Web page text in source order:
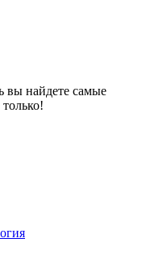
вы найдете самые